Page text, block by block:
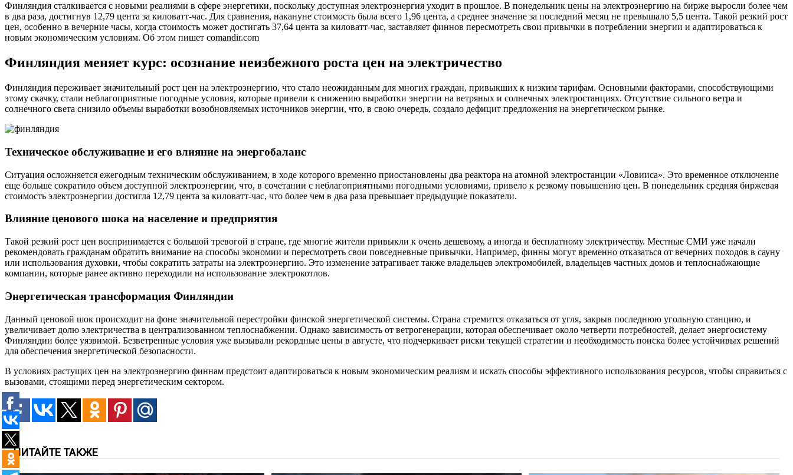
Финляндия сталкивается с новыми реалиями в сфере энергетики, поскольку доступная электроэнергия уходит в прошлое. В понедельник цены на электроэнергию на бирже выросли более чем
в два раза, достигнув 12,79 цента за киловатт-час. Для сравнения, накануне стоимость была всего 1,96 цента, а среднее значение за последний месяц не превышало 5,5 цента. Такой резкий рост
цен, особенно в вечерние часы, когда стоимость может достигать 37,64 цента за киловатт-час, заставляет финнов пересмотреть свои привычки в потреблении энергии и адаптироваться к
новым экономическим условиям. Об этом пишет comandir.com
Финляндия меняет курс: осознание неизбежного роста цен на электричество
Финляндия переживает значительный рост цен на электроэнергию, что стало неожиданным для многих граждан, привыкших к низким тарифам. Основными факторами, способствующими
этому скачку, стали неблагоприятные погодные условия, которые привели к снижению выработки энергии на ветряных и солнечных электростанциях. Отсутствие сильного ветра и
солнечного света снизило объемы выработки возобновляемых источников энергии, что, в свою очередь, создало дефицит предложения на энергетическом рынке.
Техническое обслуживание и его влияние на энергобаланс
Ситуация осложняется ежегодным техническим обслуживанием, в ходе которого временно приостановлены два реактора на атомной электростанции «Ловииса». Это временное отключение
еще больше сократило объем доступной электроэнергии, что, в сочетании с неблагоприятными погодными условиями, привело к резкому повышению цен. В понедельник средняя биржевая
стоимость электроэнергии достигла 12,79 цента за киловатт-час, что более чем в два раза превышает предыдущие показатели.
Влияние ценового шока на население и предприятия
Такой резкий рост цен воспринимается с большой тревогой в стране, где многие жители привыкли к очень дешевому, а иногда и бесплатному электричеству. Местные СМИ уже начали
рекомендовать гражданам обратить внимание на способы экономии и пересмотреть свои повседневные привычки. Например, финны могут временно отказаться от вечерних походов в сауну
или использования духовки, чтобы сократить затраты на электроэнергию. Это изменение затрагивает также владельцев электромобилей, владельцев частных домов и теплоснабжающие
компании, которые ранее активно переходили на использование электрокотлов.
Энергетическая трансформация Финляндии
Данный ценовой шок происходит на фоне значительной перестройки финской энергетической системы. Страна стремится отказаться от угля, закрыв последнюю угольную станцию, и
увеличивает долю электричества в централизованном теплоснабжении. Однако зависимость от ветрогенерации, которая обеспечивает около четверти потребностей, делает энергосистему
Финляндии более уязвимой. Безветренные условия уже вызывали рекордные цены в августе, что подчеркивает риски текущей стратегии и необходимость поиска более устойчивых решений
для обеспечения энергетической безопасности.
В условиях растущих цен на электроэнергию финнам предстоит адаптироваться к новым экономическим реалиям и искать способы эффективного использования ресурсов, чтобы справиться с
вызовами, стоящими перед энергетическим сектором.
ЧИТАЙТЕ ТАКЖЕ